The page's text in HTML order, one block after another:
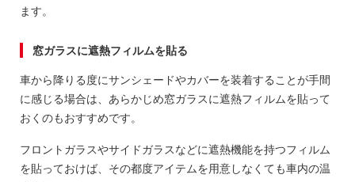
ます。
窓ガラスに遮熱フィルムを貼る
車から降りる度にサンシェードやカバーを装着することが手間
に感じる場合は、あらかじめ窓ガラスに遮熱フィルムを貼って
おくのもおすすめです。
フロントガラスやサイドガラスなどに遮熱機能を持つフィルム
を貼っておけば、その都度アイテムを用意しなくても車内の温